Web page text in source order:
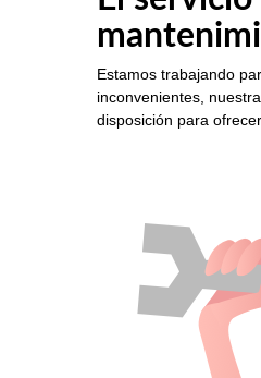
Estamos trabajando
inconvenientes, nuestra
disposición para